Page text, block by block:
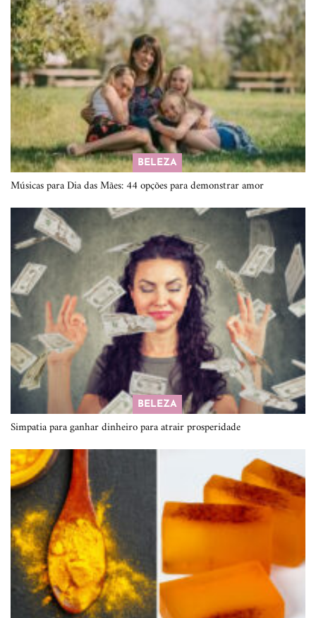
BELEZA
Músicas para Dia das Mães: 44 opções para demonstrar amor
BELEZA
Simpatia para ganhar dinheiro para atrair prosperidade